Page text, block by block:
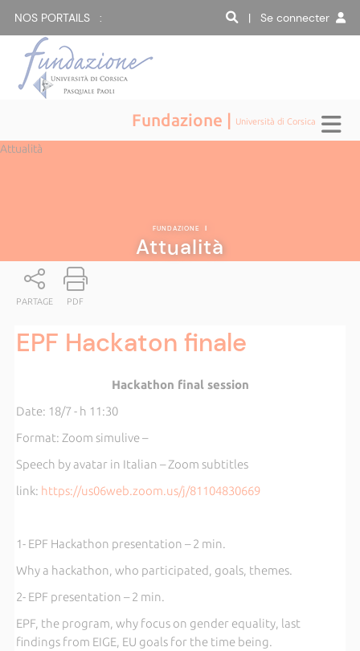
NOS PORTAILS : | Se connecter
Fundazione | Università di Corsica
Attualità
FUNDAZIONE |
Attualità
PARTAGE PDF
EPF Hackaton finale
Hackathon final session
Date: 18/7 - h 11:30
Format: Zoom simulive –
Speech by avatar in Italian – Zoom subtitles
link: https://us06web.zoom.us/j/81104830669
1- EPF Hackathon presentation – 2 min.
Why a hackathon, who participated, goals, themes.
2- EPF presentation – 2 min.
EPF, the program, why focus on gender equality, last
findings from EIGE, EU goals for the time being.